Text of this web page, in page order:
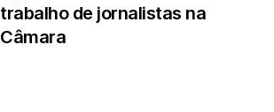
trabalho de jornalistas na
Câmara